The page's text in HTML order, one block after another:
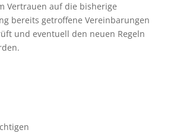
Vertrauen auf die bisherige
bereits getroffene Vereinbarungen
und eventuell den neuen Regeln